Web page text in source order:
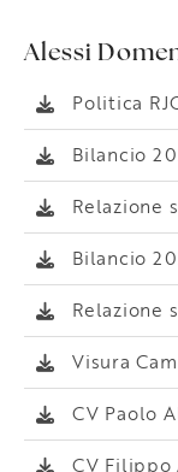
Alessi
Politica
Bilancio
Relazione
Bilancio
Relazione
Visura
CV Paolo
CV Filippo